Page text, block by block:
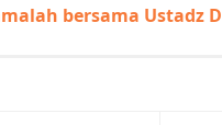
bersama Ustadz